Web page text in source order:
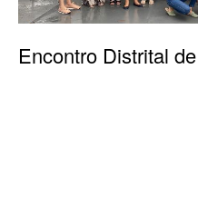
Encontro Distrital